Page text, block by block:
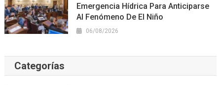
Emergencia Hídrica Para Anticiparse
Al Fenómeno De El Niño
06/08/2026
Categorías